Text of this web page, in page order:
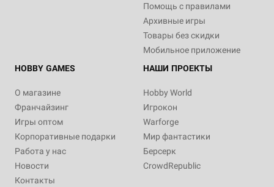
Помощь с правилами
Архивные игры
Товары без скидки
Мобильное приложение
HOBBY GAMES
О магазине
Франчайзинг
Игры оптом
Корпоративные подарки
Работа у нас
Новости
Контакты
НАШИ ПРОЕКТЫ
Hobby World
Игрокон
Warforge
Мир фантастики
Берсерк
CrowdRepublic